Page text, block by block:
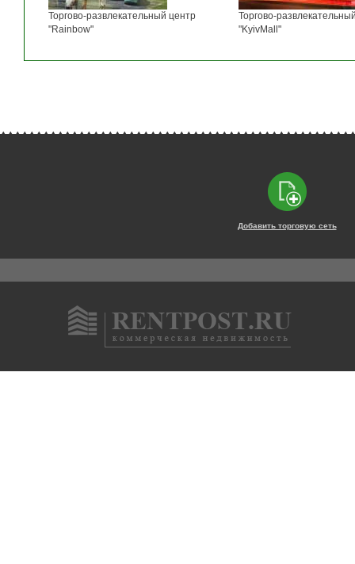
Торгово-развлекательный центр
"Rainbow"
Торгово-
"KyivMall"
Добавить торговую сеть